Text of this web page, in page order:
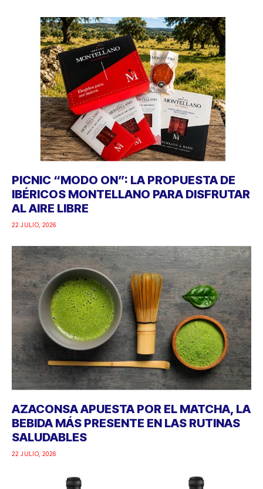
PICNIC “MODO ON”: LA PROPUESTA DE
IBÉRICOS MONTELLANO PARA DISFRUTAR
AL AIRE LIBRE
22 JULIO, 2026
AZACONSA APUESTA POR EL MATCHA, LA
BEBIDA MÁS PRESENTE EN LAS RUTINAS
SALUDABLES
22 JULIO, 2026